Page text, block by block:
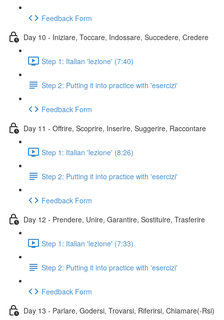
Feedback Form
Day 10 - Iniziare, Toccare, Indossare, Succedere, Credere
Step 1: Italian 'lezione' (7:40)
Step 2: Putting it into practice with 'esercizi'
Feedback Form
Day 11 - Offrire, Scoprire, Inserire, Suggerire, Raccontare
Step 1: Italian 'lezione' (8:26)
Step 2: Putting it into practice with 'esercizi'
Feedback Form
Day 12 - Prendere, Unire, Garantire, Sostituire, Trasferire
Step 1: Italian 'lezione' (7:33)
Step 2: Putting it into practice with 'esercizi'
Feedback Form
Day 13 - Parlare, Godersi, Trovarsi, Riferirsi, Chiamare(-Rsi)